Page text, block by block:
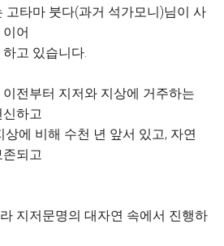
고타마 붓다(과거 석가모니)님이 사
어
고 있습니다.
전부터 지저와 지상에 거주하는
하고
상에 비해 수천 년 앞서 있고, 자연
되고
지저문명의 대자연 속에서 진행하